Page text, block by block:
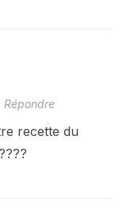
Répondre
recette du